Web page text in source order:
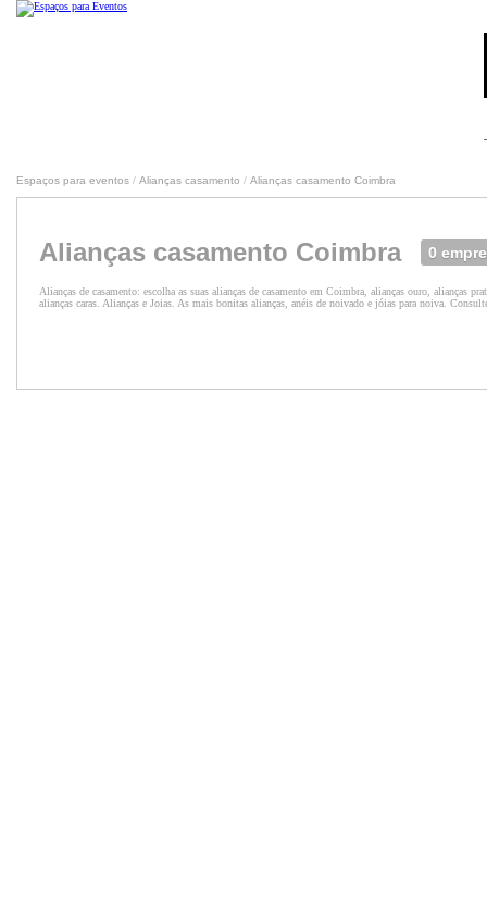
Espaços para eventos / Alianças casamento / Alianças casamento Coimbra
Alianças casamento Coimbra 0
Alianças de casamento: escolha as suas alianças de casamento em Coimbra, alianças ouro, alianças
alianças caras. Alianças e Joias. As mais bonitas alianças, anéis de noivado e jóias para noiva.